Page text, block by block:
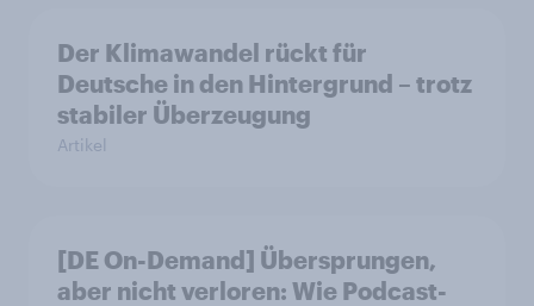
Der Klimawandel rückt für
Deutsche in den Hintergrund – trotz
stabiler Überzeugung
Artikel
[DE On-Demand] Übersprungen,
aber nicht verloren: Wie Podcast-